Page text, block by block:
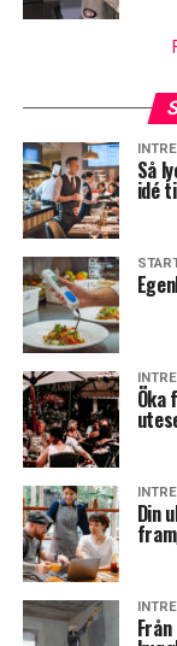
Så
idé
Öka
Din